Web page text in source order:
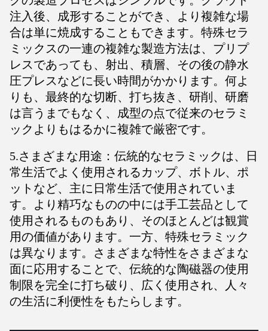
注入後、成形することができ、より複雑な場
合は単に焼成することもできます。特殊セラ
ミックスの一連の複雑な製造方法は、プリプ
レスであっても、射出、積層、その後の静水
圧プレスなどに長い時間がかかります。何よ
りも、最終的な切断、打ち抜き、研削、研磨
は言うまでもなく、成型の点で従来のセラミ
ックよりもはるかに複雑で厳密です。
5.さまざまな用途：伝統的なセラミックは、日
常生活でよく使用されるカップ、ボトル、ポ
ットなど、主に日常生活で使用されていま
す。より精巧なものの中には手工芸品として
使用されるものもあり、そのほとんどは観賞
用の価値があります。一方、特殊セラミック
は異なります。さまざまな特性をさまざまな
面に応用することで、伝統的な陶磁器の使用
制限を完全に打ち破り、広く使用され、人々
の生活に利便性をもたらします。